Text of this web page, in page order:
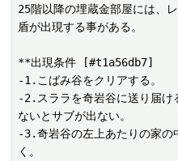
25階以降の埋蔵金部屋には、
盾が出現する事がある。
**出現条件 [#t1a56db7]
-1.こばみ谷をクリアする。
-2.スララを奇岩谷に送り届け
ないとサブが出ない。
-3.奇岩谷の左上あたりの家の
く。